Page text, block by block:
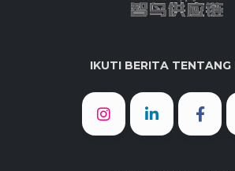
IKUTI BERITA TENTANG